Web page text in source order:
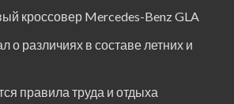
кроссовер Mercedes-Benz GLA
о различиях в составе летних и
правила труда и отдыха